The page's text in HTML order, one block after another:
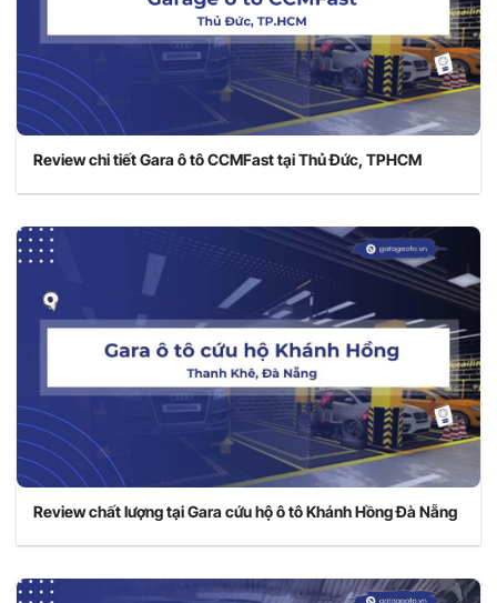
Review chi tiết Gara ô tô CCMFast tại Thủ Đức, TPHCM
Review chất lượng tại Gara cứu hộ ô tô Khánh Hồng Đà Nẵng